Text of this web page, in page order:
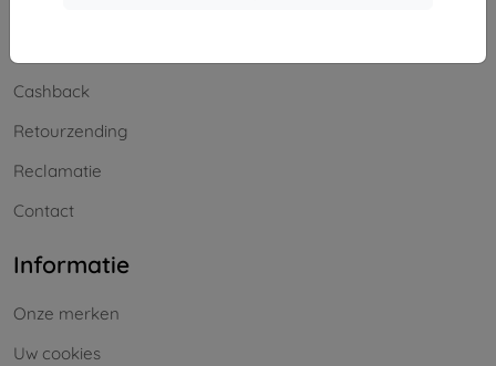
Cashback
Retourzending
Reclamatie
Contact
Informatie
Onze merken
Uw cookies